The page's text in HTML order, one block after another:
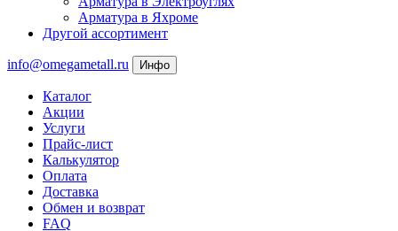
Арматура в Яхроме
Другой ассортимент
info@omegametall.ru Инфо
Каталог
Акции
Услуги
Прайс-лист
Калькулятор
Оплата
Доставка
Обмен и возврат
FAQ